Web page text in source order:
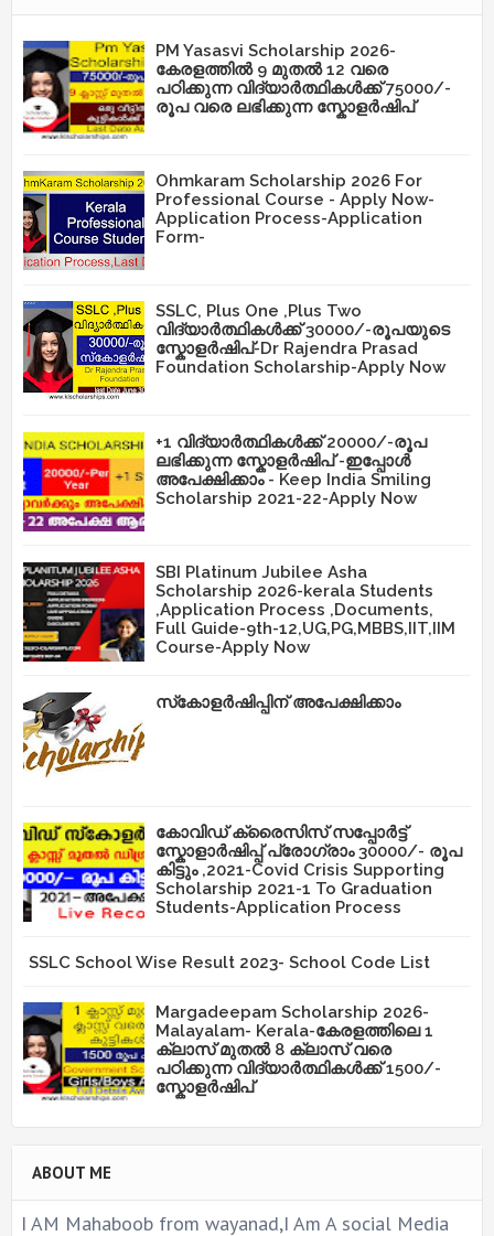
PM Yasasvi Scholarship 2026-
കേരളത്തിൽ 9 മുതൽ 12 വരെ
പഠിക്കുന്ന വിദ്യാർത്ഥികൾക്ക് 75000/-
രൂപ വരെ ലഭിക്കുന്ന സ്കോളർഷിപ്
Ohmkaram Scholarship 2026 For
Professional Course - Apply Now-
Application Process-Application
Form-
SSLC, Plus One ,Plus Two
വിദ്യാർത്ഥികൾക്ക് 30000/-രൂപയുടെ
സ്കോളർഷിപ്-Dr Rajendra Prasad
Foundation Scholarship-Apply Now
+1 വിദ്യാർത്ഥികൾക്ക് 20000/-രൂപ
ലഭിക്കുന്ന സ്കോളർഷിപ് -ഇപ്പോൾ
അപേക്ഷിക്കാം - Keep India Smiling
Scholarship 2021-22-Apply Now
SBI Platinum Jubilee Asha
Scholarship 2026-kerala Students
,Application Process ,Documents,
Full Guide-9th-12,UG,PG,MBBS,IIT,IIM
Course-Apply Now
സ്‌കോളർഷിപ്പിന് അപേക്ഷിക്കാം
കോവിഡ് ക്രൈസിസ് സപ്പോർട്ട്
സ്കോളാർഷിപ്പ് പ്രോഗ്രാം 30000/- രൂപ
കിട്ടും ,2021-Covid Crisis Supporting
Scholarship 2021-1 To Graduation
Students-Application Process
SSLC School Wise Result 2023- School Code List
Margadeepam Scholarship 2026-
Malayalam- Kerala-കേരളത്തിലെ 1
ക്ലാസ് മുതൽ 8 ക്ലാസ് വരെ
പഠിക്കുന്ന വിദ്യാർത്ഥികൾക്ക് 1500/-
സ്കോളർഷിപ്
ABOUT ME
I AM Mahaboob from wayanad,I Am A social Media